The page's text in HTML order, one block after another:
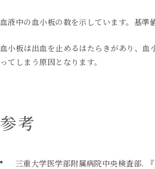
血液中の血小板の数を示しています。基
血小板は出血を止めるはたらきがあり、
ってしまう原因となります。
参考
三重大学医学部附属病院中央検査部